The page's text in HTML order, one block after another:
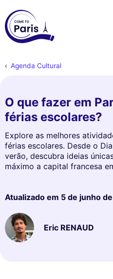
Agenda Cultural
O que fazer em
férias escolares?
Explore as melhores
férias escolares. Desde o
verão, descubra ideias
máximo a capital francesa
Atualizado em 5 de junho
Eric RENAUD